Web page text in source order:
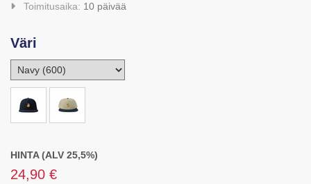
Toimitusaika: 10 päivää
Väri
HINTA (ALV 25,5%)
24,90 €